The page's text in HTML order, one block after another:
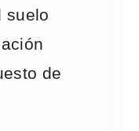
suelo
de